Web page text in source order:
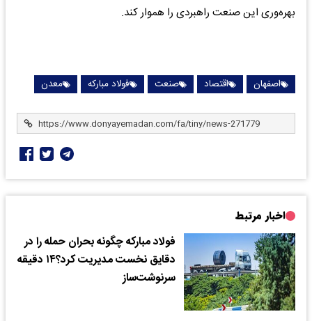
بهره‌وری این صنعت راهبردی را هموار کند.
اصفهان اقتصاد صنعت فولاد مبارکه معدن
اخبار مرتبط
فولاد مبارکه چگونه بحران حمله را در
دقایق نخست مدیریت کرد؟۱۴ دقیقه
سرنوشت‌ساز